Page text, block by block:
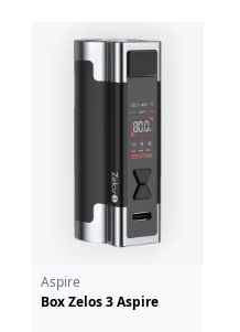
Aspire
Box Zelos 3 Aspire